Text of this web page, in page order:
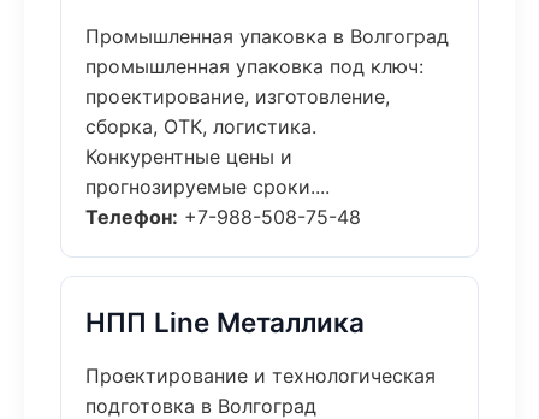
Промышленная упаковка в Волгоград
промышленная упаковка под ключ:
проектирование, изготовление,
сборка, ОТК, логистика.
Конкурентные цены и
прогнозируемые сроки....
Телефон: +7-988-508-75-48
НПП Line Металлика
Проектирование и технологическая
подготовка в Волгоград